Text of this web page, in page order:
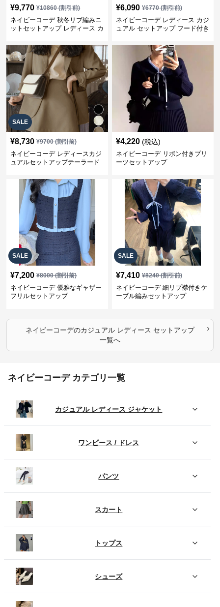
¥9,770 ¥10860(割引前)
ネイビーコーデ 秋冬リブ編みニ
ットセットアップ レディース カ
¥6,090 ¥6770(割引前)
ネイビーコーデ レディース カジ
ュアル セットアップ フード付き
SALE
¥8,730 ¥9700(割引前)
ネイビーコーデ レディースカジ
ュアルセットアップテーラード
¥4,220 (税込)
ネイビーコーデ リボン付きプリ
ーツセットアップ
SALE
¥7,200 ¥8000(割引前)
ネイビーコーデ 優雅なギャザー
フリルセットアップ
SALE
¥7,410 ¥8240(割引前)
ネイビーコーデ 細リブ襟付きケ
ーブル編みセットアップ
ネイビーコーデのカジュアル レディース セットアップ
一覧へ
›
ネイビーコーデ カテゴリ一覧
カジュアル レディース ジャケット
ワンピース / ドレス
パンツ
スカート
トップス
シューズ